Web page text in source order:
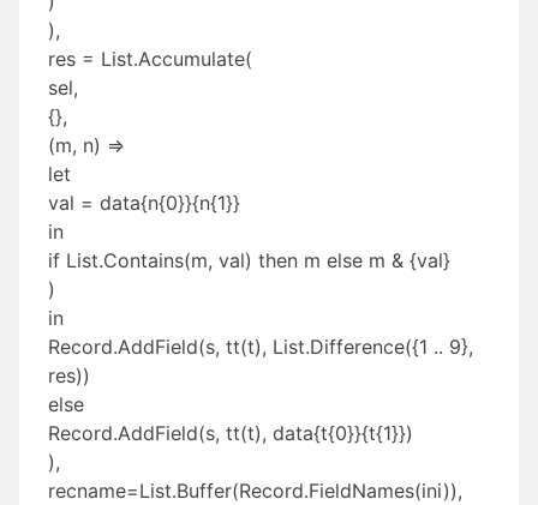
),
res = List.Accumulate(
sel,
{},
(m, n) =>
let
val = data{n{0}}{n{1}}
in
if List.Contains(m, val) then m else m & {val}
)
in
Record.AddField(s, tt(t), List.Difference({1 .. 9},
res))
else
Record.AddField(s, tt(t), data{t{0}}{t{1}})
),
recname=List.Buffer(Record.FieldNames(ini)),